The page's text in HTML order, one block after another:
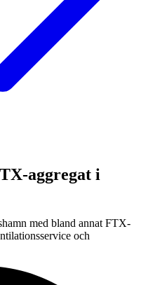
aggregat i
med bland annat FTX-
och